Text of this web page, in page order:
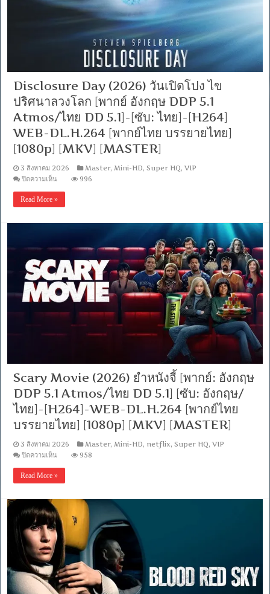
[เสียง
2.0]
[บรรยาย:
อังกฤษ
Master]
[1080p]
[MKV]
[MASTER]
Disclosure Day (2026) วันเปิดโปง ไข
ปริศนาลวงโลก [พากย์ อังกฤษ DDP 5.1
Atmos/ไทย DD 5.1]-[ซับ: ไทย]-[H264]
WEB-DL.H.264 [พากย์ไทย บรรยายไทย]
[1080p] [MKV] [MASTER]
3 สิงหาคม 2026 Master,Mini-HD,Super HQ,VIP
ปิดความเห็นบน
(2026)
เปิดโปง
ปริศนา
ลวง
โลก
[พากย์
อังกฤษ
DDP
Atmos/
DD
ไทย]-
[H264]
WEB-
DL.H.264
ไทย
บรรยาย
[1080p]
[MKV]
996
Read More »
Scary Movie (2026) ยำหนังจี้ [พากย์: อังกฤษ
DDP 5.1 Atmos/ไทย DD 5.1] [ซับ: อังกฤษ/
ไทย]-[H264]-WEB-DL.H.264 [พากย์ไทย
บรรยายไทย] [1080p] [MKV] [MASTER]
3 สิงหาคม 2026 Master,Mini-HD, netflix,Super HQ,VIP
ปิดความเห็นบน
(2026)
หนัง
จี้
[พากย์:
อังกฤษ
DDP
5.1
Atmos/
ไทย
DD
5.1]
958
Read More »